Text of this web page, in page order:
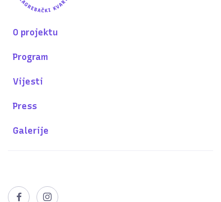
O projektu
Program
Vijesti
Press
Galerije
 